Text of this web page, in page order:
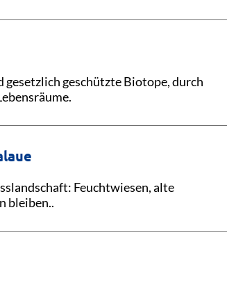
gesetzlich geschützte Biotope, durch
Feuchtwiesen, alte
bleiben..